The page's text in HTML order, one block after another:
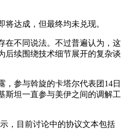
达成，但最终均未兑现。
在不同说法。不过普遍认为，这
后续围绕技术细节展开的复杂谈
，参与斡旋的卡塔尔代表团14日
斯坦一直参与美伊之间的调解工
，目前讨论中的协议文本包括